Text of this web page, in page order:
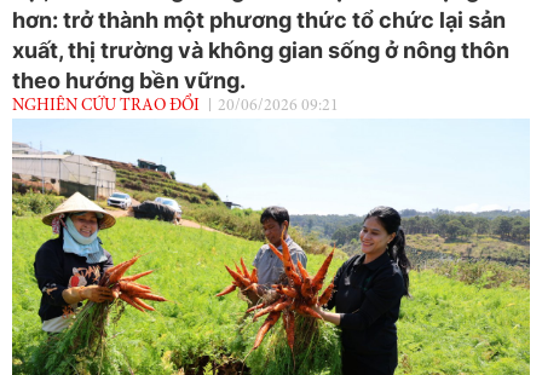
hơn: trở thành một phương thức tổ chức lại sản
xuất, thị trường và không gian sống ở nông thôn
theo hướng bền vững.
NGHIÊN CỨU TRAO ĐỔI 20/06/2026 09:21